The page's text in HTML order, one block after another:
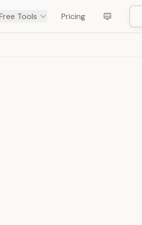
Tools Pricing